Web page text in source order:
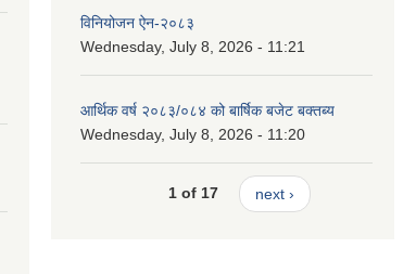
विनियोजन ऐन-२०८३
Wednesday, July 8, 2026 - 11:21
आर्थिक वर्ष २०८३/०८४ को बार्षिक बजेट बक्तब्य
Wednesday, July 8, 2026 - 11:20
1 of 17 next ›